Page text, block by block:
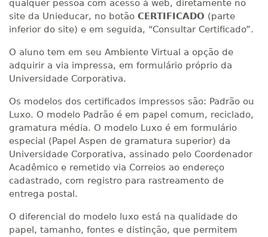
qualquer pessoa com acesso à web, diretamente no
site da Unieducar, no botão CERTIFICADO (parte
inferior do site) e em seguida, “Consultar Certificado”.
O aluno tem em seu Ambiente Virtual a opção de
adquirir a via impressa, em formulário próprio da
Universidade Corporativa.
Os modelos dos certificados impressos são: Padrão ou
Luxo. O modelo Padrão é em papel comum, reciclado,
gramatura média. O modelo Luxo é em formulário
especial (Papel Aspen de gramatura superior) da
Universidade Corporativa, assinado pelo Coordenador
Acadêmico e remetido via Correios ao endereço
cadastrado, com registro para rastreamento de
entrega postal.
O diferencial do modelo luxo está na qualidade do
papel, tamanho, fontes e distinção, que permitem